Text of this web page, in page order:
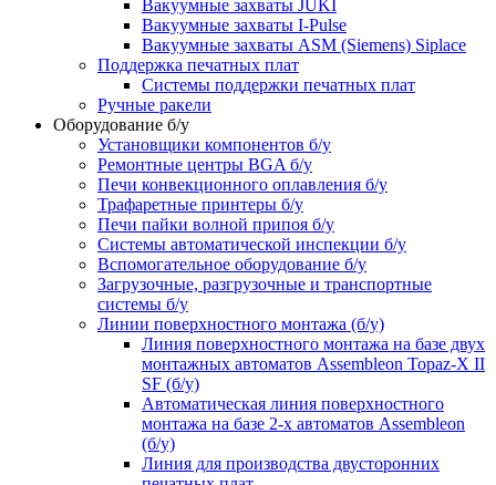
Вакуумные захваты JUKI
Вакуумные захваты I-Pulse
Вакуумные захваты ASM (Siemens) Siplace
Поддержка печатных плат
Системы поддержки печатных плат
Ручные ракели
Оборудование б/у
Установщики компонентов б/у
Ремонтные центры BGA б/у
Печи конвекционного оплавления б/у
Трафаретные принтеры б/у
Печи пайки волной припоя б/у
Системы автоматической инспекции б/у
Вспомогательное оборудование б/у
Загрузочные, разгрузочные и транспортные
системы б/у
Линии поверхностного монтажа (б/у)
Линия поверхностного монтажа на базе двух
монтажных автоматов Assembleon Topaz-X II
SF (б/у)
Автоматическая линия поверхностного
монтажа на базе 2-х автоматов Assembleon
(б/у)
Линия для производства двусторонних